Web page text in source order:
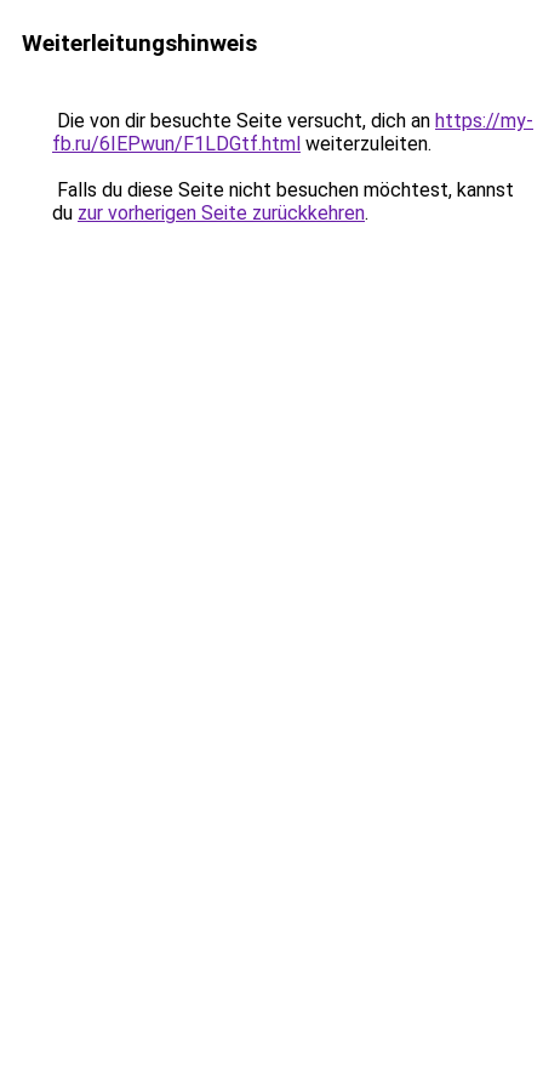
Weiterleitungshinweis
Die von dir besuchte Seite versucht, dich an https://my-
fb.ru/6IEPwun/F1LDGtf.html weiterzuleiten.
Falls du diese Seite nicht besuchen möchtest, kannst
du zur vorherigen Seite zurückkehren.